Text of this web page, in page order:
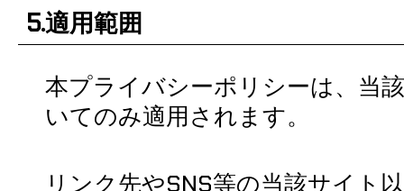
5.適用範囲
本プライバシーポリシーは、当
いてのみ適用されます。
リンク先やSNS等の当該サイト